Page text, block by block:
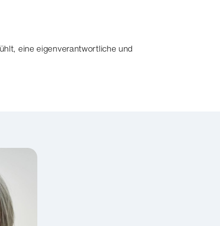
eine eigenverantwortliche und